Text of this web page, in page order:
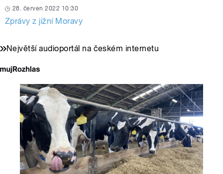
28. červen 2022 10:30
Zprávy z jižní Moravy
Největší audioportál na českém internetu